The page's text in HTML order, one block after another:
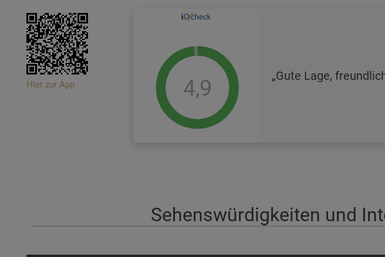
Hier zur App 4,9 Gute Lage,
Sehenswürdigkeiten und